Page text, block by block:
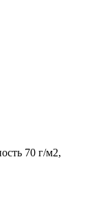
70 г/м2,